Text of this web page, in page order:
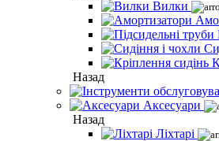
Вилки
Назад
Аксесуари
Назад
Ліхтарі